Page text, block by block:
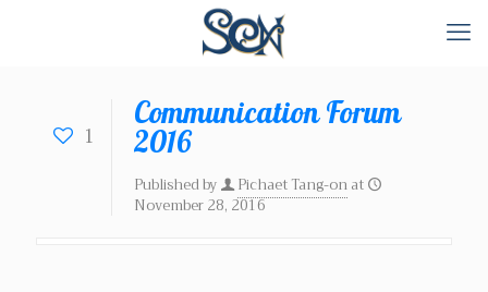
1
Communication Forum
2016
Published by Pichaet Tang-onat
November 28, 2016